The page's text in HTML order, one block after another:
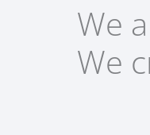
We
We